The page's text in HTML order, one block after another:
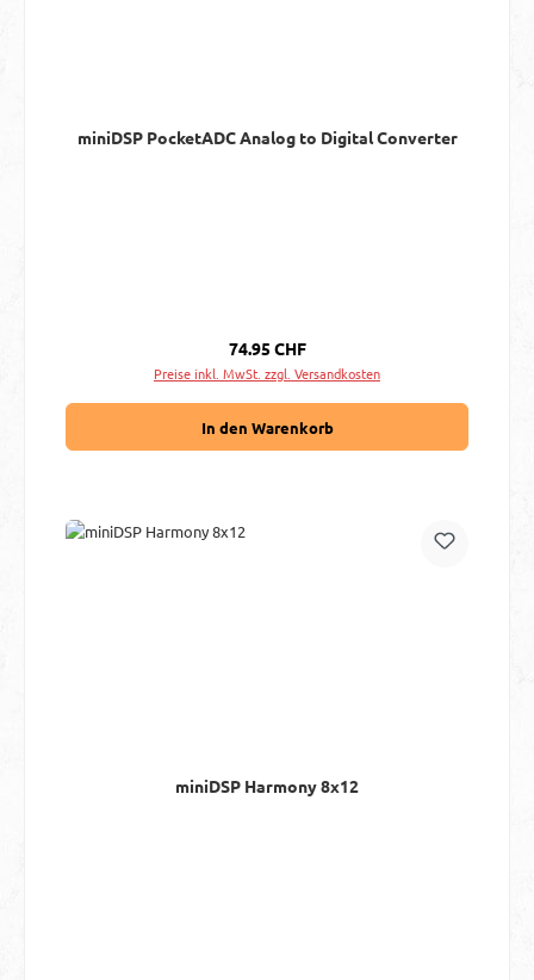
miniDSP PocketADC Analog to Digital Converter
Regulärer Preis:
74.95 CHF
Preise inkl. MwSt. zzgl. Versandkosten
In den Warenkorb
miniDSP Harmony 8x12